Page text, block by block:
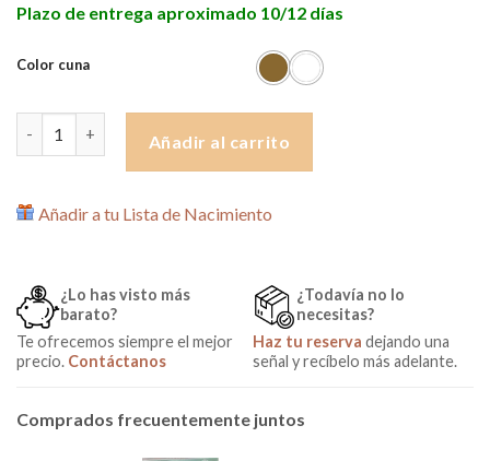
Plazo de entrega aproximado 10/12 días
Color cuna
Añadir al carrito
Añadir a tu Lista de Nacimiento
¿Lo has visto más
barato?
Te ofrecemos siempre el mejor
precio. Contáctanos
¿Todavía no lo
necesitas?
Haz tu reserva dejando una
señal y recíbelo más adelante.
Comprados frecuentemente juntos